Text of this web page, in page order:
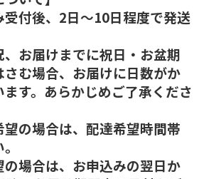
付後、2日～10日程度で発送
お届けまでに祝日・お盆期
む場合、お届けに日数がか
す。あらかじめご了承くださ
の場合は、配達希望時間帯
場合は、お申込みの翌日か